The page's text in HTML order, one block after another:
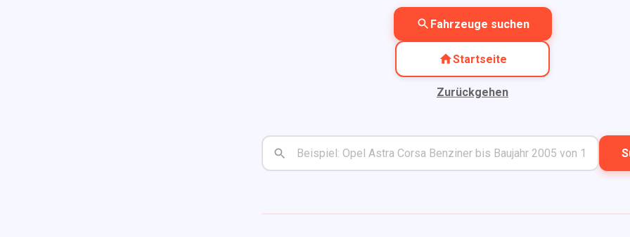
Fahrzeuge suchen
Startseite
Zurückgehen